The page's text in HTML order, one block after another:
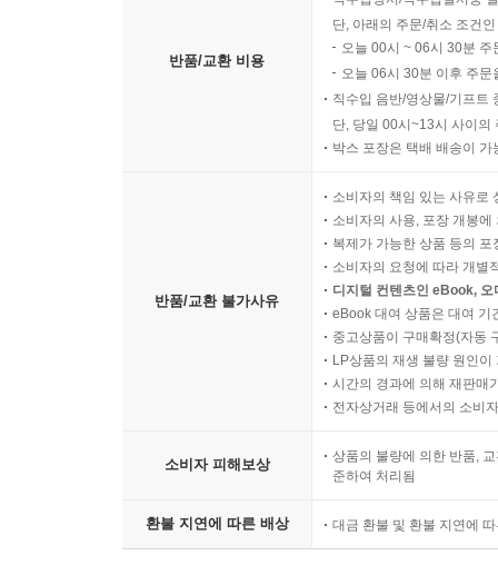
반품/교환 비용
단, 아래의 주문/취소 조건
오늘 00시 ~ 06시 30분
오늘 06시 30분 이후 주
직수입 음반/영상물/기프트
단, 당일 00시~13시 사이의
박스 포장은 택배 배송이
반품/교환 불가사유
소비자의 책임 있는 사유로
소비자의 사용, 포장 개봉
복제가 가능한 상품 등의
소비자의 요청에 따라 개별
디지털 컨텐츠인 eBook,
eBook 대여 상품은 대여 기
중고상품이 구매확정(자동
LP상품의 재생 불량 원인
시간의 경과에 의해 재판매
전자상거래 등에서의 소비
소비자 피해보상
상품의 불량에 의한 반품,
준하여 처리됨
환불 지연에 따른 배상 대금 환불 및 환불 지연에